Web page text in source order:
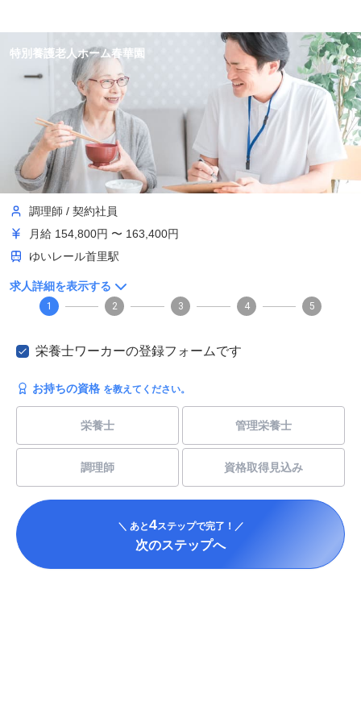
特別養護老人ホーム春華園
調理師 / 契約社員
月給 154,800円 〜 163,400円
ゆいレール首里駅
求人詳細を表示する
1 2 3 4 5
栄養士ワーカーの登録フォームです
お持ちの資格 を教えてください。
栄養士 管理栄養士
調理師 資格取得見込み
＼ あと4ステップで完了！／
次のステップへ